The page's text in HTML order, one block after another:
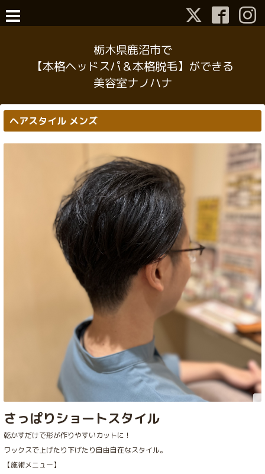
栃木県鹿沼市で
【本格ヘッドスパ＆本格脱毛】ができる
美容室ナノハナ
ヘアスタイル メンズ
さっぱりショートスタイル
乾かすだけで形が作りやすいカットに！
ワックスで上げたり下げたり自由自在なスタイル。
【施術メニュー】